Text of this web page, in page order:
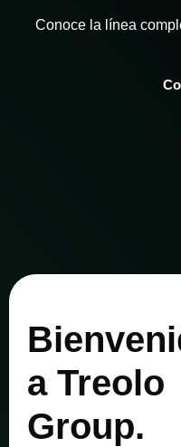
Conoce la línea
a Treolo
Group.